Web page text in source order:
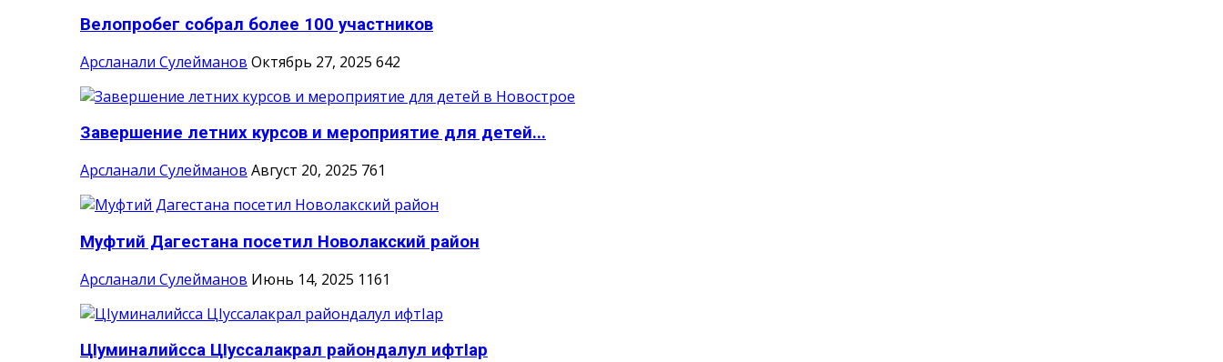
Велопробег собрал более 100 участников
Арсланали Сулейманов Октябрь 27, 2025 642
Завершение летних курсов и мероприятие для детей...
Арсланали Сулейманов Август 20, 2025 761
Муфтий Дагестана посетил Новолакский район
Арсланали Сулейманов Июнь 14, 2025 1161
ЦIуминалийсса ЦIуссалакрал райондалул ифтIар